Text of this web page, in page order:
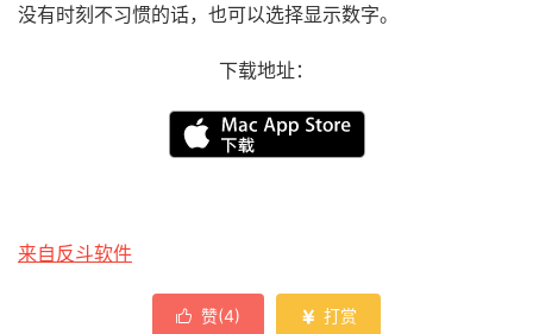
没有时刻不习惯的话，也可以选择显示数字。
下载地址：
来自反斗软件
 赞(4)  打赏